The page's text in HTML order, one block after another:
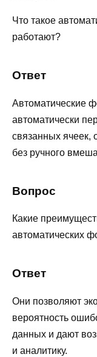
Что такое
работают?
Ответ
Автоматические
автоматически
связанных ячеек,
без ручного
Вопрос
Какие
автоматических
Ответ
Они позволяют
вероятность
данных и дают
и аналитику.